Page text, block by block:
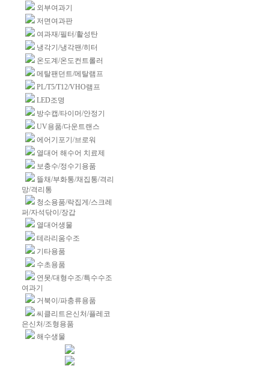
외부여과기
저면여과판
여과재/필터/활성탄
냉각기/냉각팬/히터
온도계/온도컨트롤러
메탈팬던트/메탈램프
PL/T5/T12/VHO램프
LED조명
방수캡/타이머/안정기
UV용품/다운트랜스
에어기포기/브로워
열대어 해수어 치료제
보충수/정수기용품
뜰채/부화통/채집통/격리
망/격리통
청소용품/락집게/스크레
퍼/자석닦이/장갑
열대어생물
테라리움수조
기타용품
수초용품
연못/대형수조/특수수조
여과기
거북이/파충류용품
씨클리트은신처/플레코
은신처/조형용품
해수생물